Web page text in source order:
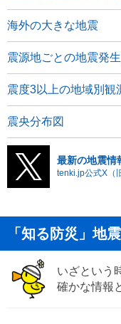
海外の大きな地震
震源地ごとの地震発
震度3以上の地域別観
震央分布図
最新の地震情
tenki.jp公式X（
「知る防災」地震
いざという
確かな情報